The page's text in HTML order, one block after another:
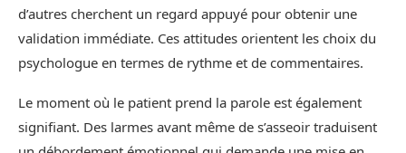
d’autres cherchent un regard appuyé pour obtenir une
validation immédiate. Ces attitudes orientent les choix du
psychologue en termes de rythme et de commentaires.
Le moment où le patient prend la parole est également
signifiant. Des larmes avant même de s’asseoir traduisent